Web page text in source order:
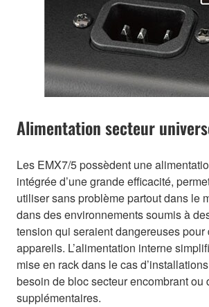
Alimentation secteur
Les EMX7/5 possèdent une
intégrée d’une grande efficacité,
utiliser sans problème partout dans le
dans des environnements soumis à
tension qui seraient dangereuses pour
appareils. L’alimentation interne
mise en rack dans le cas
besoin de bloc secteur encombrant ou
supplémentaires.